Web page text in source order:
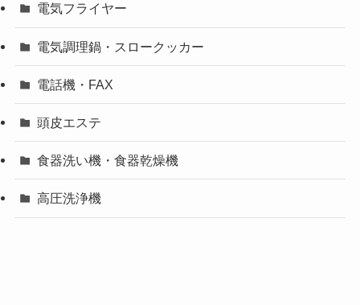
電気フライヤー
電気調理鍋・スロークッカー
電話機・FAX
頭皮エステ
食器洗い機・食器乾燥機
高圧洗浄機